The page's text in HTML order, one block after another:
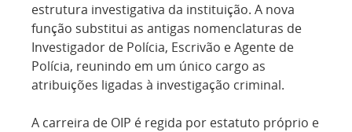
estrutura investigativa da instituição. A nova
função substitui as antigas nomenclaturas de
Investigador de Polícia, Escrivão e Agente de
Polícia, reunindo em um único cargo as
atribuições ligadas à investigação criminal.
A carreira de OIP é regida por estatuto próprio e